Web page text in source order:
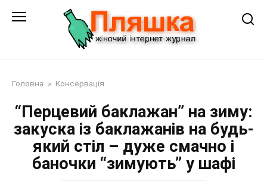
Головна » Консервація
“Перцевий баклажан” на зиму:
закуска із баклажанів на будь-
який стіл – дуже смачно і
баночки “зимують” у шафі